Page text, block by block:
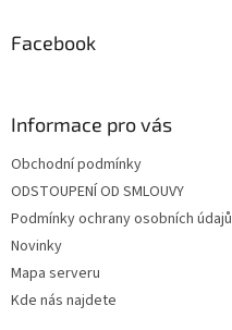
Facebook
Informace pro vás
Obchodní podmínky
ODSTOUPENÍ OD SMLOUVY
Podmínky ochrany osobních údajů
Novinky
Mapa serveru
Kde nás najdete